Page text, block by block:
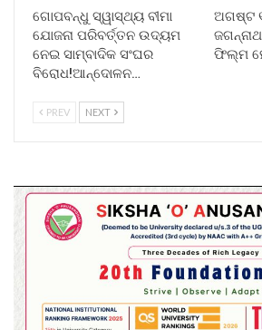
ଗୋପବନ୍ଧୁ ସ୍ୱାସ୍ଥ୍ୟ ବୀମା
ଯୋଜନା ପରିବର୍ତ୍ତନ ଉଦ୍ୟମ
ନେଇ ସାମ୍ବାଦିକ ସଂଘର
ବିରୋଧ!ଆନ୍ଦୋଳନ…
ଅଗଷ୍ଟ
ଫିଲ୍ମ
PREV NEXT